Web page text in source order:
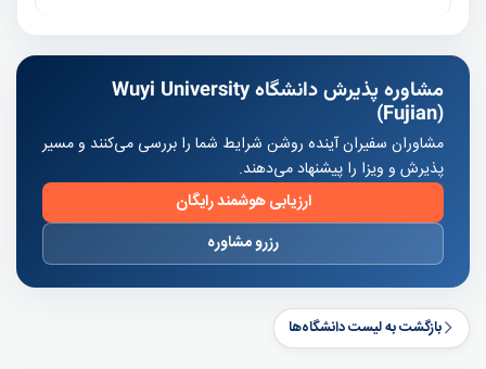
مشاوره پذیرش دانشگاه Wuyi University
(Fujian)
مشاوران سفیران آینده روشن شرایط شما را بررسی می‌کنند و مسیر
پذیرش و ویزا را پیشنهاد می‌دهند.
ارزیابی هوشمند رایگان
رزرو مشاوره
بازگشت به لیست دانشگاه‌ها